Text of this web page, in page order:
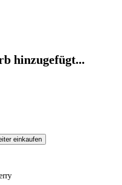
hinzugefügt...
einkaufen